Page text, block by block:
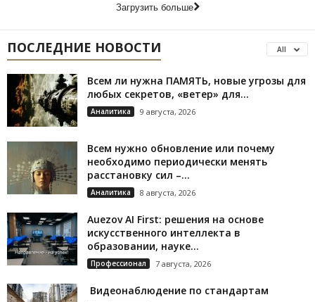
Загрузить больше
ПОСЛЕДНИЕ НОВОСТИ All
Всем ли нужна ПАМЯТЬ, новые угрозы для
любых секретов, «ветер» для...
Аналитика 9 августа, 2026
Всем нужно обновление или почему
необходимо периодически менять
расстановку сил –...
Аналитика 8 августа, 2026
Auezov AI First: решения на основе
искусственного интеллекта в
образовании, науке...
Профессионал 7 августа, 2026
Видеонаблюдение по стандартам